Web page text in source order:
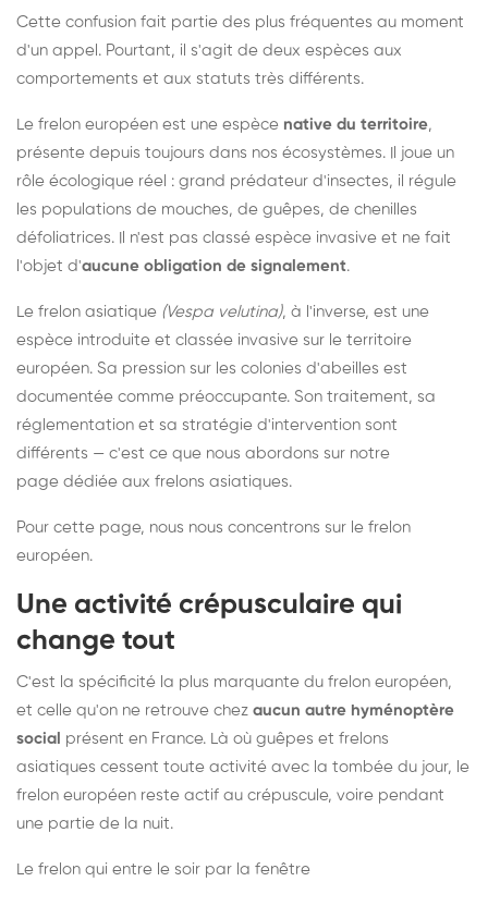
Cette confusion fait partie des plus fréquentes au moment
d'un appel. Pourtant, il s'agit de deux espèces aux
comportements et aux statuts très différents.
Le frelon européen est une espèce native du territoire,
présente depuis toujours dans nos écosystèmes. Il joue un
rôle écologique réel : grand prédateur d'insectes, il régule
les populations de mouches, de guêpes, de chenilles
défoliatrices. Il n'est pas classé espèce invasive et ne fait
l'objet d'aucune obligation de signalement.
Le frelon asiatique (Vespa velutina), à l'inverse, est une
espèce introduite et classée invasive sur le territoire
européen. Sa pression sur les colonies d'abeilles est
documentée comme préoccupante. Son traitement, sa
réglementation et sa stratégie d'intervention sont
différents — c'est ce que nous abordons sur notre
page dédiée aux frelons asiatiques.
Pour cette page, nous nous concentrons sur le frelon
européen.
Une activité crépusculaire qui
change tout
C'est la spécificité la plus marquante du frelon européen,
et celle qu'on ne retrouve chez aucun autre hyménoptère
social présent en France. Là où guêpes et frelons
asiatiques cessent toute activité avec la tombée du jour, le
frelon européen reste actif au crépuscule, voire pendant
une partie de la nuit.
Le frelon qui entre le soir par la fenêtre